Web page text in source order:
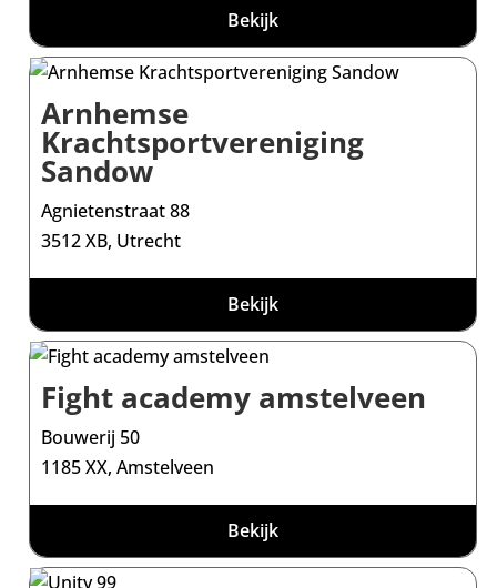
Bekijk
Arnhemse
Krachtsportvereniging
Sandow
Agnietenstraat 88
3512 XB, Utrecht
Bekijk
Fight academy amstelveen
Bouwerij 50
1185 XX, Amstelveen
Bekijk